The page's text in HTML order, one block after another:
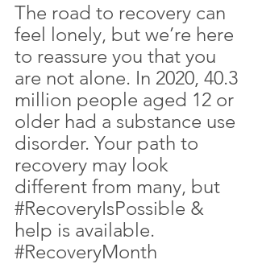
The road to recovery can
feel lonely, but we’re here
to reassure you that you
are not alone. In 2020, 40.3
million people aged 12 or
older had a substance use
disorder. Your path to
recovery may look
different from many, but
#RecoveryIsPossible &
help is available.
#RecoveryMonth